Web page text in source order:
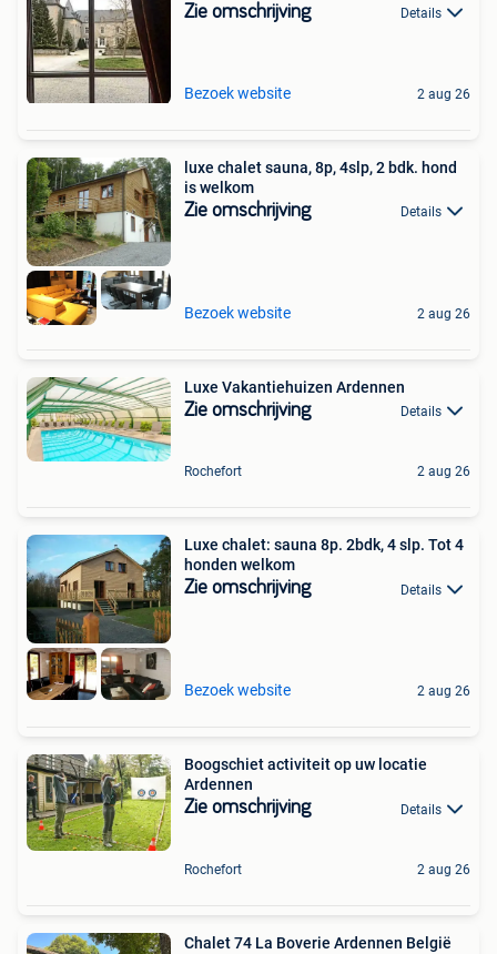
Zie omschrijving Details
Bezoek website 2 aug 26
luxe chalet sauna, 8p, 4slp, 2 bdk. hond
is welkom
Zie omschrijving Details
Bezoek website 2 aug 26
Luxe Vakantiehuizen Ardennen
Zie omschrijving Details
Rochefort 2 aug 26
Luxe chalet: sauna 8p. 2bdk, 4 slp. Tot 4
honden welkom
Zie omschrijving Details
Bezoek website 2 aug 26
Boogschiet activiteit op uw locatie
Ardennen
Zie omschrijving Details
Rochefort 2 aug 26
Chalet 74 La Boverie Ardennen België